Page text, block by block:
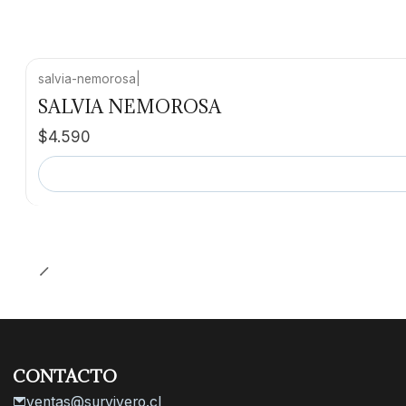
salvia-nemorosa
SALVIA NEMOROSA
$4.590
CONTACTO
ventas@survivero.cl